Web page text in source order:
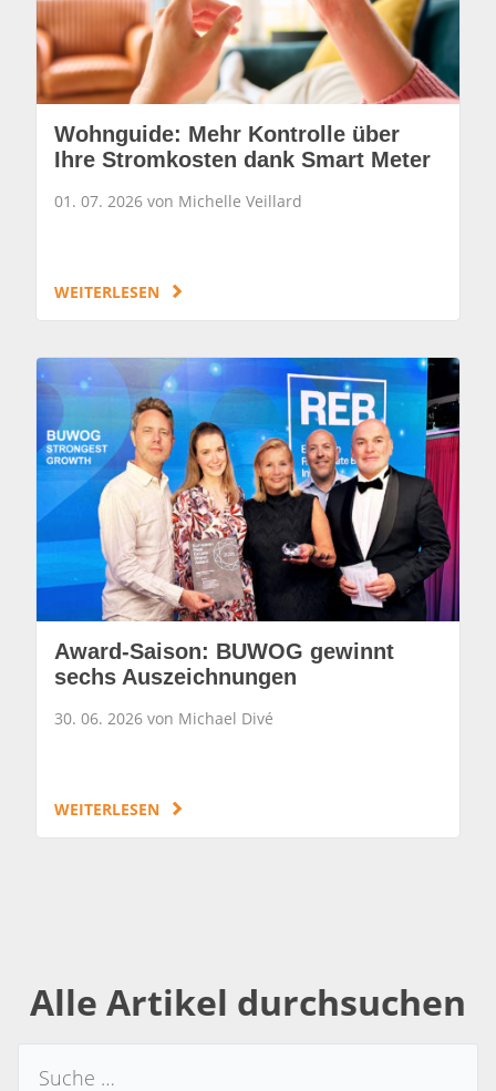
Wohnguide: Mehr Kontrolle über
Ihre Stromkosten dank Smart Meter
01. 07. 2026 von Michelle Veillard
WEITERLESEN
Award-Saison: BUWOG gewinnt
sechs Auszeichnungen
30. 06. 2026 von Michael Divé
WEITERLESEN
Alle Artikel durchsuchen